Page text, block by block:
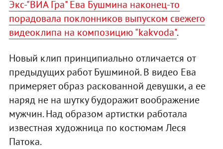
Экс-"ВИА Гра" Ева Бушмина наконец-то
порадовала поклонников выпуском свежего
видеоклипа на композицию "kakvoda".
Новый клип принципиально отличается от
предыдущих работ Бушминой. В видео Ева
примеряет образ раскованной девушки, а ее
наряд не на шутку будоражит воображение
мужчин. Над образом артистки работала
известная художница по костюмам Леся
Патока.